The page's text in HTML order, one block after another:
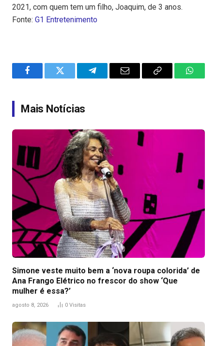
2021, com quem tem um filho, Joaquim, de 3 anos.
Fonte: G1 Entretenimento
FacebookTwitter TelegramEmail
Copy
Mais Notícias
Simone veste muito bem a ‘nova roupa colorida’ de
Ana Frango Elétrico no frescor do show ‘Que
mulher é essa?’
agosto 8, 2026 0 Visitas